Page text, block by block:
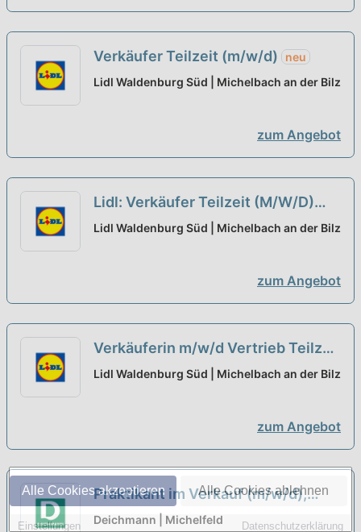
Alle Cookies akzeptieren Alle Cookies ablehnen
Einstellungen Datenschutzerklärung
Verkäufer Teilzeit (m/w/d)
neu
Lidl Waldenburg Süd | Michelbach an der Bilz
zum Angebot
Lidl: Verkäufer Teilzeit (M/W/D)
neu
Lidl Waldenburg Süd | Michelbach an der Bilz
zum Angebot
Verkäuferin m/w/d Vertrieb Teilzeit
neu
Lidl Waldenburg Süd | Michelbach an der Bilz
zum Angebot
Praktikant im Verkauf (m/w/d),
Murrhardt
Deichmann | Michelfeld